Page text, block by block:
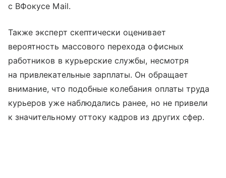
с ВФокусе Mail.
Также эксперт скептически оценивает
вероятность массового перехода офисных
работников в курьерские службы, несмотря
на привлекательные зарплаты. Он обращает
внимание, что подобные колебания оплаты труда
курьеров уже наблюдались ранее, но не привели
к значительному оттоку кадров из других сфер.